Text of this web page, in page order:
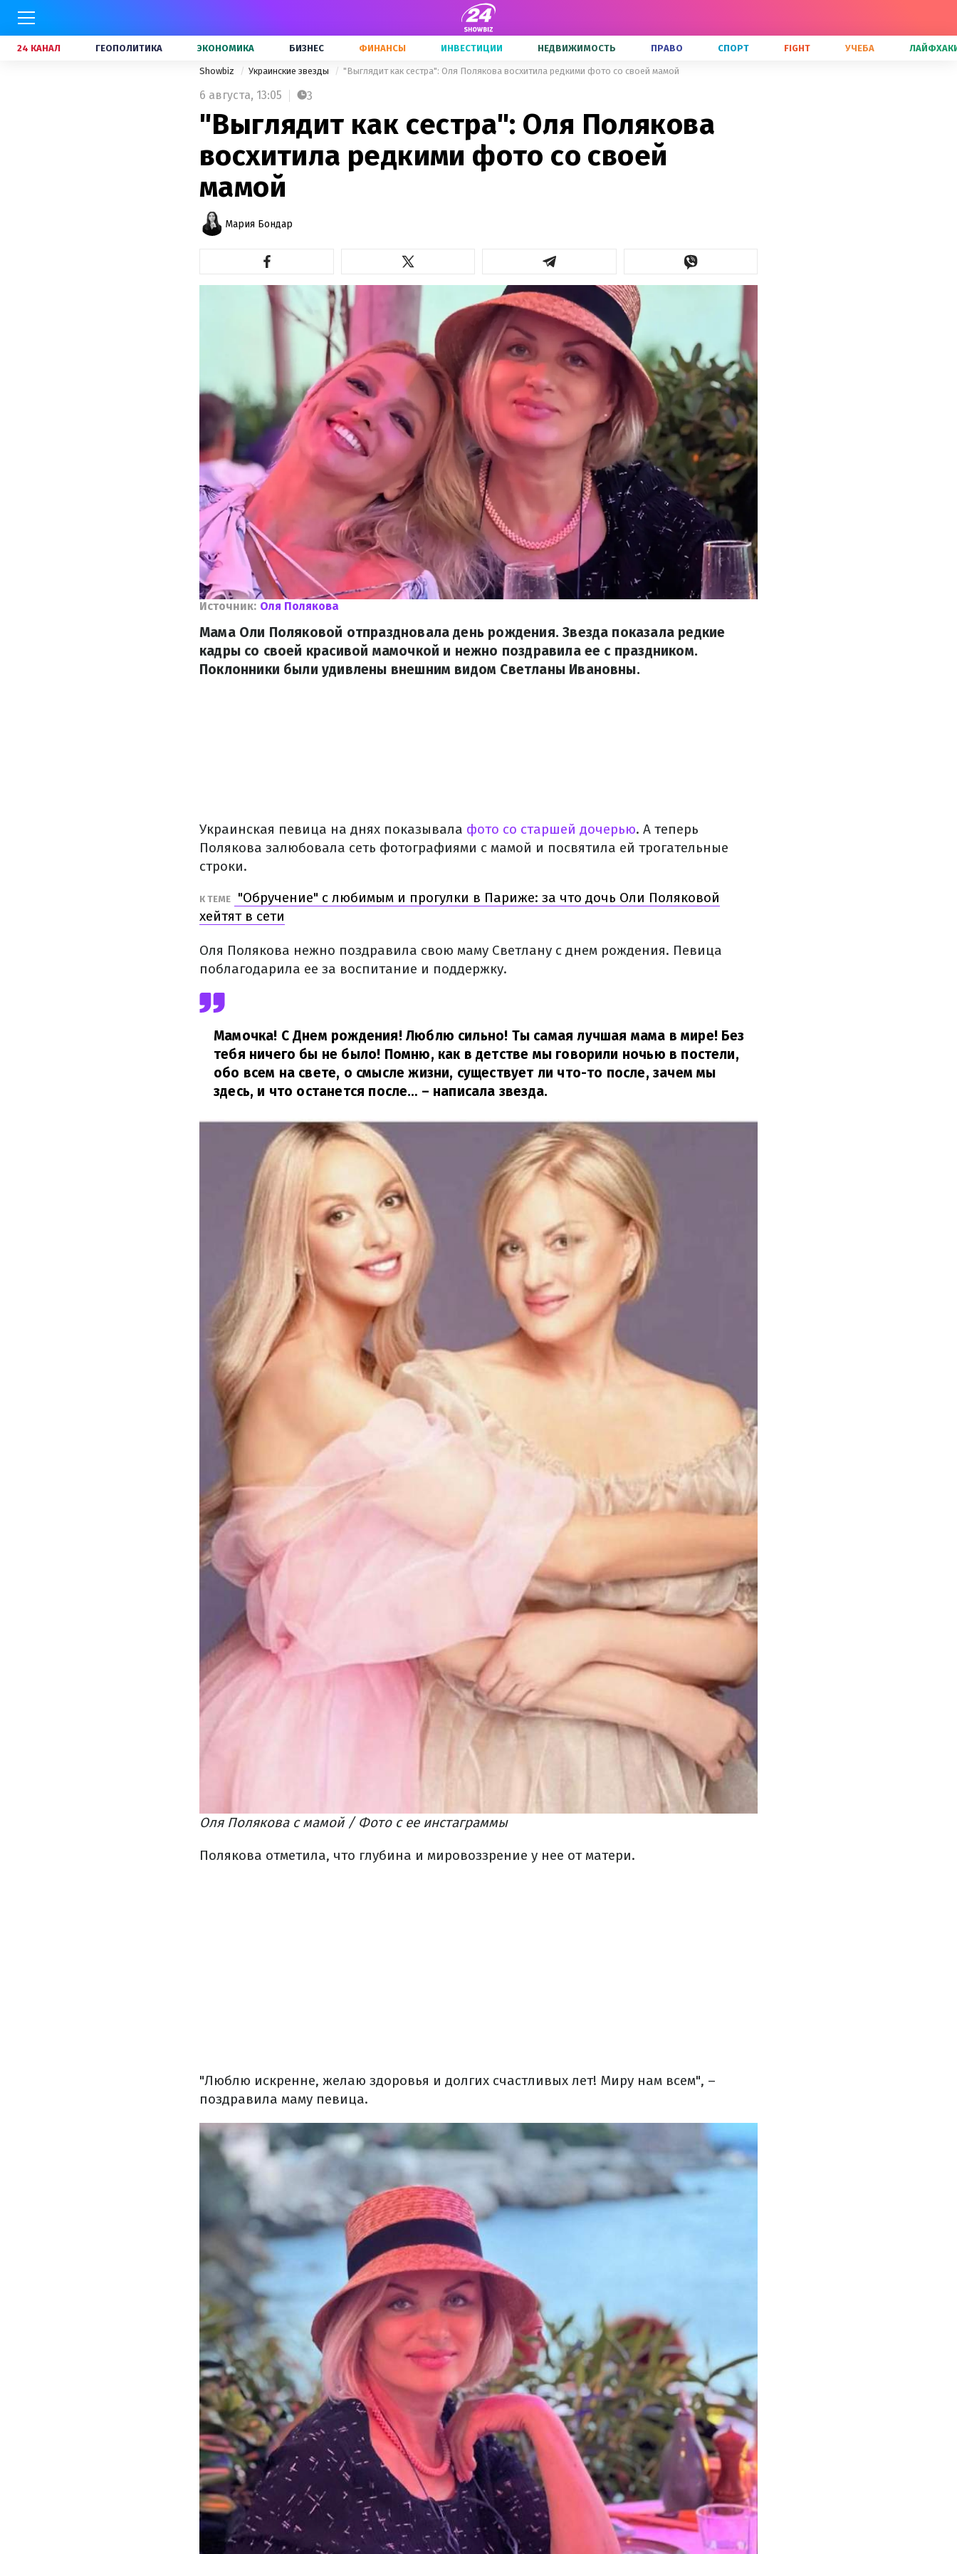
24 КАНАЛ ГЕОПОЛИТИКА ЭКОНОМИКА БИЗНЕС ФИНАНСЫ ИНВЕСТИЦИИ НЕДВИЖИМОСТЬ ПРАВО СПОРТ FIGHT УЧЕБА
Showbiz Украинские звезды "Выглядит как сестра": Оля Полякова восхитила редкими фото со своей мамой
6 августа, 13:05 3
"Выглядит как сестра": Оля Полякова
восхитила редкими фото со своей
мамой
Мария Бондар
Источник: Оля Полякова
Мама Оли Поляковой отпраздновала день рождения. Звезда показала редкие
кадры со своей красивой мамочкой и нежно поздравила ее с праздником.
Поклонники были удивлены внешним видом Светланы Ивановны.
Украинская певица на днях показывала фото со старшей дочерью. А теперь
Полякова залюбовала сеть фотографиями с мамой и посвятила ей трогательные
строки.
К ТЕМЕ
"Обручение" с любимым и прогулки в Париже: за что дочь Оли Поляковой
хейтят в сети
Оля Полякова нежно поздравила свою маму Светлану с днем рождения. Певица
поблагодарила ее за воспитание и поддержку.
Мамочка! C Днем рождения! Люблю сильно! Ты самая лучшая мама в мире! Без
тебя ничего бы не было! Помню, как в детстве мы говорили ночью в постели,
обо всем на свете, о смысле жизни, существует ли что-то после, зачем мы
здесь, и что останется после… – написала звезда.
Оля Полякова с мамой / Фото с ее инстаграммы
Полякова отметила, что глубина и мировоззрение у нее от матери.
"Люблю искренне, желаю здоровья и долгих счастливых лет! Миру нам всем", –
поздравила маму певица.